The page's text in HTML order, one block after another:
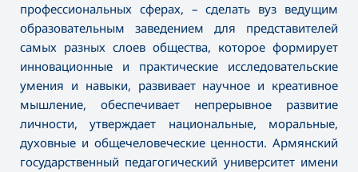
профессиональных сферах, – сделать вуз ведущим
образовательным заведением для представителей
самых разных слоев общества, которое формирует
инновационные и практические исследовательские
умения и навыки, развивает научное и креативное
мышление, обеспечивает непрерывное развитие
личности, утверждает национальные, моральные,
духовные и общечеловеческие ценности. Армянский
государственный педагогический университет имени